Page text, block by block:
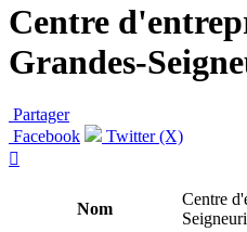
Centre
Grandes-
Partager
Facebook
Twitter (X)

Nom
Centre